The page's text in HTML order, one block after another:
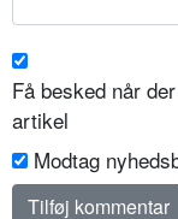
Få besked når
artikel
Modtag